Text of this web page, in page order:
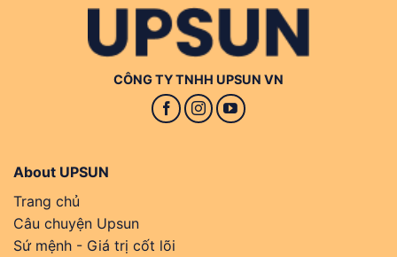
CÔNG TY TNHH UPSUN VN
About UPSUN
Trang chủ
Câu chuyện Upsun
Sứ mệnh - Giá trị cốt lõi